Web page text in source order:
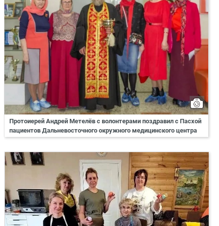
Протоиерей Андрей Метелёв с волонтерами поздравил с Пасхой
пациентов Дальневосточного окружного медицинского центра